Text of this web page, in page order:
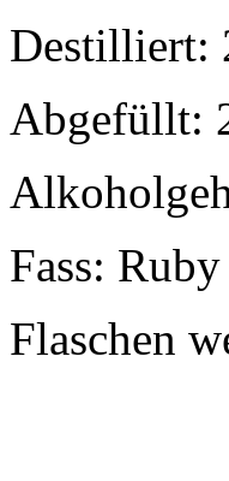
Destilliert:
Abgefüllt:
Fass:
Flaschen